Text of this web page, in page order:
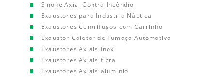
Smoke Axial Contra Incêndio
Exaustores para Indústria Náutica
Exaustores Centrífugos com Carrinho
Exaustor Coletor de Fumaça Automotiva
Exaustores Axiais Inox
Exaustores Axiais fibra
Exaustores Axiais aluminio